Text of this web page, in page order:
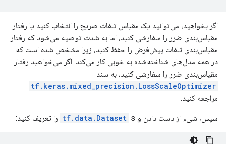
اگر بخواهید، می‌توانید یک مقیاس تلفات صریح را انتخاب کنید یا رفتار
مقیاس‌بندی ضرر را سفارشی کنید، اما به شدت توصیه می‌شود که رفتار
مقیاس‌بندی تلفات پیش‌فرض را حفظ کنید، زیرا مشخص شده است که
در همه مدل‌های شناخته‌شده به خوبی کار می‌کند. اگر می‌خواهید رفتار
مقیاس‌بندی ضرر را سفارشی کنید، به سند
tf.keras.mixed_precision.LossScaleOptimizer
مراجعه کنید.
سپس، شیء از دست دادن و tf.data.Dataset s را تعریف کنید: